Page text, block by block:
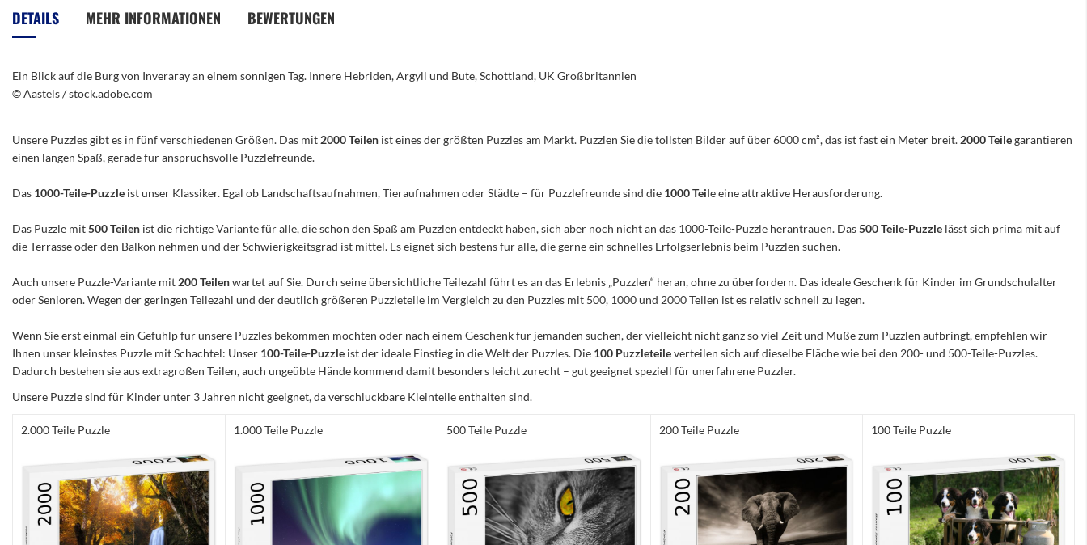
Bildergalerie
springen
DETAILS
Ein Blick auf die Burg von Inveraray an einem sonnigen Tag. Innere Hebriden, Argyll und Bute, Schottland, UK Großbritannien
© Aastels / stock.adobe.com
MEHR INFORMATIONEN BEWERTUNGEN
Unsere Puzzles gibt es in fünf verschiedenen Größen. Das mit 2000 Teilen ist eines der größten Puzzles am Markt. Puzzlen Sie die tollsten Bilder auf über 6000 cm², das ist fast ein Meter breit. 2000 Teilegarantieren
einen langen Spaß, gerade für anspruchsvolle Puzzlefreunde.
Das 1000-Teile-Puzzle ist unser Klassiker. Egal ob Landschaftsaufnahmen, Tieraufnahmen oder Städte – für Puzzlefreunde sind die 1000 Teile eine attraktive Herausforderung.
Das Puzzle mit500 Teilen ist die richtige Variante für alle, die schon den Spaß am Puzzlen entdeckt haben, sich aber noch nicht an das 1000-Teile-Puzzle herantrauen. Das500 Teile-Puzzle lässt sich prima mit auf
die Terrasse oder den Balkon nehmen und der Schwierigkeitsgrad ist mittel. Es eignet sich bestens für alle, die gerne ein schnelles Erfolgserlebnis beim Puzzlen suchen.
Auch unsere Puzzle-Variante mit 200 Teilenwartet auf Sie. Durch seine übersichtliche Teilezahl führt es an das Erlebnis „Puzzlen“ heran, ohne zu überfordern. Das ideale Geschenk für Kinder im Grundschulalter
oder Senioren. Wegen der geringen Teilezahl und der deutlich größeren Puzzleteile im Vergleich zu den Puzzles mit 500, 1000 und 2000 Teilen ist es relativ schnell zu legen.
Wenn Sie erst einmal ein Gefühlp für unsere Puzzles bekommen möchten oder nach einem Geschenk für jemanden suchen, der vielleicht nicht ganz so viel Zeit und Muße zum Puzzlen aufbringt, empfehlen wir
Ihnen unser kleinstes Puzzle mit Schachtel: Unser 100-Teile-Puzzle ist der ideale Einstieg in die Welt der Puzzles. Die 100 Puzzleteileverteilen sich auf dieselbe Fläche wie bei den 200- und 500-Teile-Puzzles.
Dadurch bestehen sie aus extragroßen Teilen, auch ungeübte Hände kommend damit besonders leicht zurecht – gut geeignet speziell für unerfahrene Puzzler.
Unsere Puzzle sind für Kinder unter 3 Jahren nicht geeignet, da verschluckbare Kleinteile enthalten sind.
2.000 Teile Puzzle 1.000 Teile Puzzle 500 Teile Puzzle 200 Teile Puzzle 100 Teile Puzzle